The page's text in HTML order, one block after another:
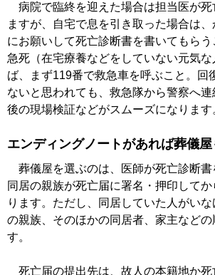
病院で臨終を迎えた場合は担当医が死
ますが、自宅で息を引き取った場合は
にお願いして死亡診断書を書いてもらう
急死（在宅療養などをしていない元気
ば、まず119番で救急車を呼ぶこと。回
ないと思われても、救急隊から警察へ
後の現場検証などがスムーズになります
エンディングノートがあれば葬儀
葬儀屋を選ぶのは、医師が死亡診断書
同居の親族が死亡届に署名・押印して
ります。ただし、同居していた人がい
の親族、そのほかの同居者、家主などの
す。
死亡届の提出先は、故人の本籍地か死